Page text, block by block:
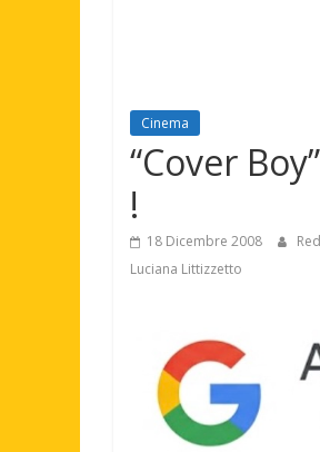
Cinema
“Cover
!
18 Dicembre 2008 Red
Luciana Littizzetto